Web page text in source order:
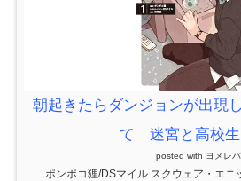
朝起きたらダンジョンが出現
て 迷宮と高校生
posted with ヨメレバ
ポンポコ狸/DSマイル スクウェア・エニ